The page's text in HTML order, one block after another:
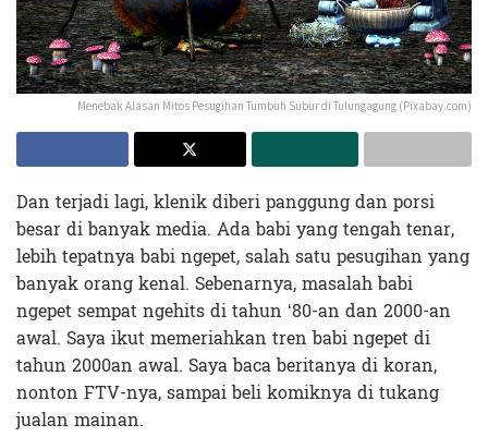
Menebak Alasan Mitos Pesugihan Tumbuh Subur di Tulungagung (Pixabay.com)
Dan terjadi lagi, klenik diberi panggung dan porsi
besar di banyak media. Ada babi yang tengah tenar,
lebih tepatnya babi ngepet, salah satu pesugihan yang
banyak orang kenal. Sebenarnya, masalah babi
ngepet sempat ngehits di tahun ‘80-an dan 2000-an
awal. Saya ikut memeriahkan tren babi ngepet di
tahun 2000an awal. Saya baca beritanya di koran,
nonton FTV-nya, sampai beli komiknya di tukang
jualan mainan.